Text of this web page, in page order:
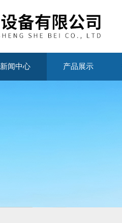
新闻中心 产品展示